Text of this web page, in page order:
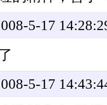
5-17
5-17